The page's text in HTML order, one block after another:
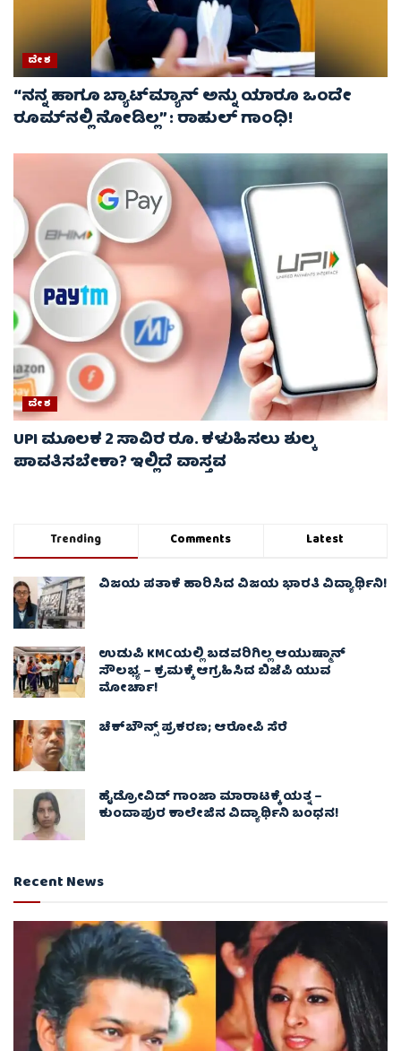
ದೇಶ
“ನನ್ನ ಹಾಗೂ ಬ್ಯಾಟ್‌ಮ್ಯಾನ್ ಅನ್ನು ಯಾರೂ ಒಂದೇ
ರೂಮ್‌ನಲ್ಲಿ ನೋಡಿಲ್ಲ” : ರಾಹುಲ್ ಗಾಂಧಿ!
ದೇಶ
UPI ಮೂಲಕ 2 ಸಾವಿರ ರೂ. ಕಳುಹಿಸಲು ಶುಲ್ಕ
ಪಾವತಿಸಬೇಕಾ? ಇಲ್ಲಿದೆ ವಾಸ್ತವ
Trending Comments Latest
ವಿಜಯ ಪತಾಕೆ ಹಾರಿಸಿದ ವಿಜಯ ಭಾರತಿ ವಿದ್ಯಾರ್ಥಿನಿ!
ಉಡುಪಿ KMCಯಲ್ಲಿ ಬಡವರಿಗಿಲ್ಲ ಆಯುಷ್ಮಾನ್
ಸೌಲಭ್ಯ – ಕ್ರಮಕ್ಕೆ ಆಗ್ರಹಿಸಿದ ಬಿಜೆಪಿ ಯುವ
ಮೋರ್ಚಾ!
ಚೆಕ್​ಬೌನ್ಸ್​ ಪ್ರಕರಣ; ಆರೋಪಿ ಸೆರೆ
ಹೈಡ್ರೋವಿಡ್ ಗಾಂಜಾ ಮಾರಾಟಕ್ಕೆ ಯತ್ನ –
ಕುಂದಾಪುರ ಕಾಲೇಜಿನ ವಿದ್ಯಾರ್ಥಿನಿ ಬಂಧನ!
Recent News